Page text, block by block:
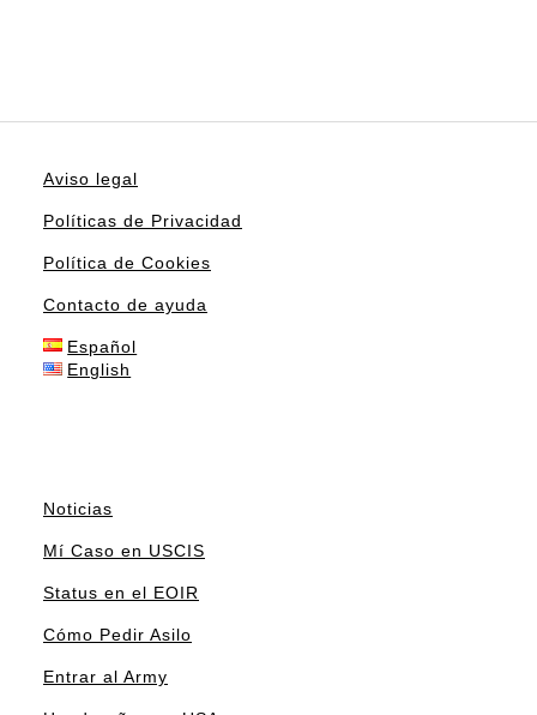
Aviso legal
Políticas de Privacidad
Política de Cookies
Contacto de ayuda
Español
English
Noticias
Mí Caso en USCIS
Status en el EOIR
Cómo Pedir Asilo
Entrar al Army